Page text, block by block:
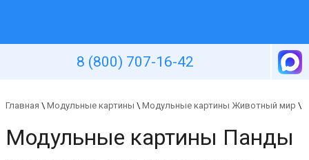
8 (800) 707-16-42
Главная \ Модульные картины \ Модульные картины Животный мир \
Модульные картины Панды